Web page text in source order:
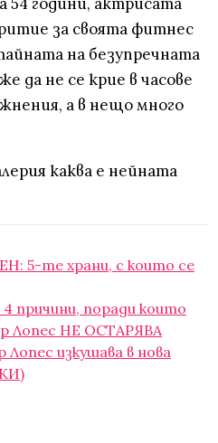
за своята фитнес
на безупречната
да не се крие в часове
а в нещо много
каква е нейната
5-те храни, с които се
причини, поради които
Лопес НЕ ОСТАРЯВА
изкушава в нова